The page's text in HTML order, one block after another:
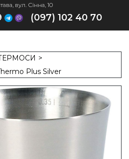
вул. Сінна, 10
(097) 102 40 70
Plus Silver